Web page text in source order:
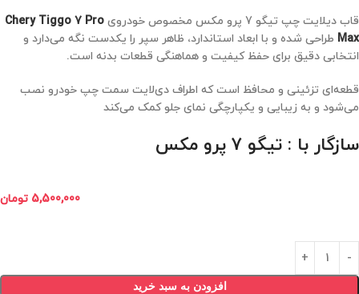
قاب دیلایت چپ تیگو 7 پرو مکس مخصوص خودروی
Chery Tiggo 7 Pro
Max طراحی شده و با ابعاد استاندارد، ظاهر سپر را یکدست نگه می‌دارد و
انتخابی دقیق برای حفظ کیفیت و هماهنگی قطعات بدنه است.
قطعه‌ای تزئینی و محافظ است که اطراف دی‌لایت سمت چپ خودرو نصب
می‌شود و به زیبایی و یکپارچگی نمای جلو کمک می‌کند
سازگار با : تیگو 7 پرو مکس
5,500,000 تومان
افزودن به سبد خرید